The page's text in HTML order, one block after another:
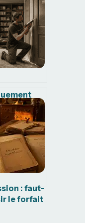
: 30 dB
et 4
pour
le
: faut-
le forfait